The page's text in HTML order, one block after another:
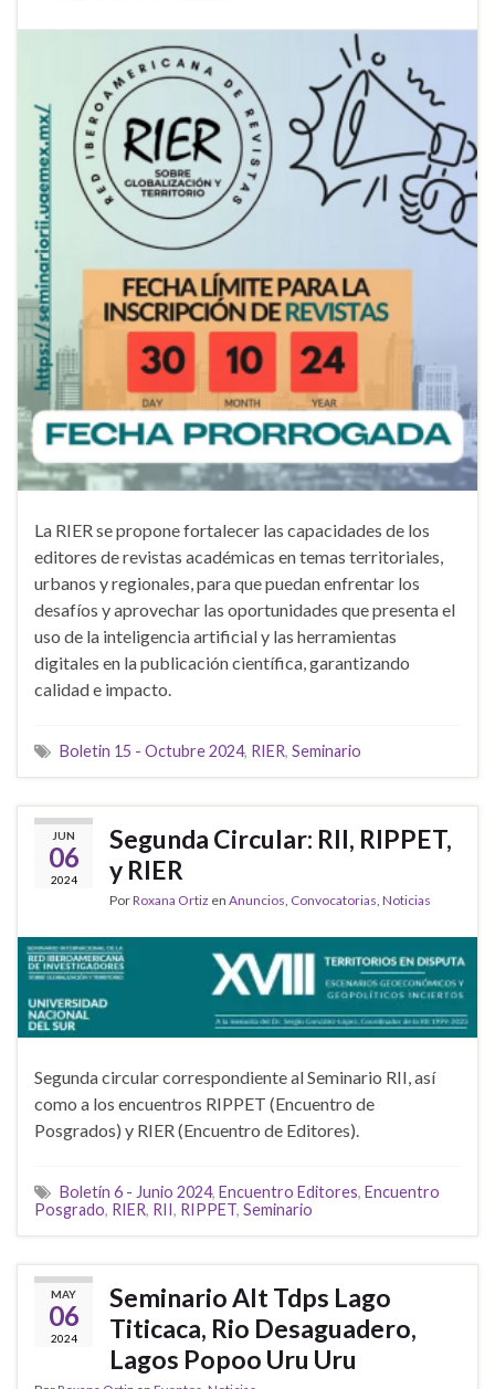
La RIER se propone fortalecer las capacidades de los
editores de revistas académicas en temas territoriales,
urbanos y regionales, para que puedan enfrentar los
desafíos y aprovechar las oportunidades que presenta el
uso de la inteligencia artificial y las herramientas
digitales en la publicación científica, garantizando
calidad e impacto.
Boletin 15 - Octubre 2024, RIER, Seminario
JUN
06
2024
Segunda Circular: RII, RIPPET,
y RIER
PorRoxana Ortiz en Anuncios Convocatorias Noticias
Segunda circular correspondiente al Seminario RII, así
como a los encuentros RIPPET (Encuentro de
Posgrados) y RIER (Encuentro de Editores).
Boletín 6 - Junio 2024, Encuentro Editores, Encuentro
Posgrado, RIER, RII, RIPPET, Seminario
MAY
06
2024
Seminario Alt Tdps Lago
Titicaca, Rio Desaguadero,
Lagos Popoo Uru Uru